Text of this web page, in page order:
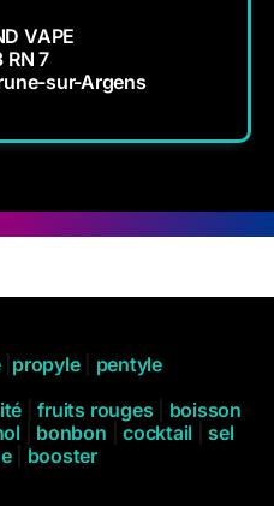
VAPE
RN 7
sur-Argens
| propyle| pentyle
fruits rouges
boisson
bonbon |cocktail
sel
| booster